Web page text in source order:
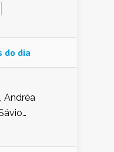
do dia
Andréa